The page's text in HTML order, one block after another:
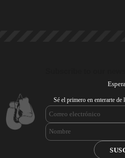
Sé el primero en enterarte de